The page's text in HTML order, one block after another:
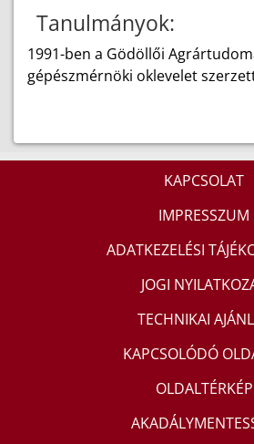
Tanulmányok:
1991-ben a Gödöllői
gépészmérnöki oklevelet
KAPCSOLAT
IMPRESSZUM
ADATKEZELÉSI
JOGI
TECHNIKAI
KAPCSOLÓDÓ
OLDALTÉRKÉP